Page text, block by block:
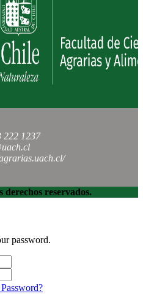
222 1237
reservados.
password.